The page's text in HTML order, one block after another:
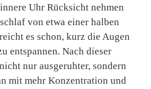
Uhr Rücksicht nehmen
von etwa einer halben
es schon, kurz die Augen
entspannen. Nach dieser
nur ausge­ruhter, sondern
mit mehr Konzentrati­on und